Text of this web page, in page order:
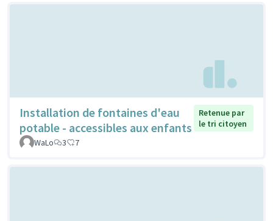
Installation de fontaines d'eau
potable - accessibles aux enfants
Retenue par
le tri citoyen
WaLo
3 7